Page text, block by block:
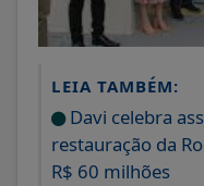
LEIA TAMBÉM:
Davi celebra
restauração da
R$ 60 milhões